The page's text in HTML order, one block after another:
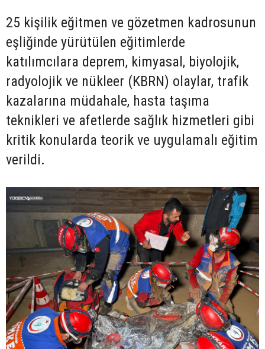
25 kişilik eğitmen ve gözetmen kadrosunun
eşliğinde yürütülen eğitimlerde
katılımcılara deprem, kimyasal, biyolojik,
radyolojik ve nükleer (KBRN) olaylar, trafik
kazalarına müdahale, hasta taşıma
teknikleri ve afetlerde sağlık hizmetleri gibi
kritik konularda teorik ve uygulamalı eğitim
verildi.